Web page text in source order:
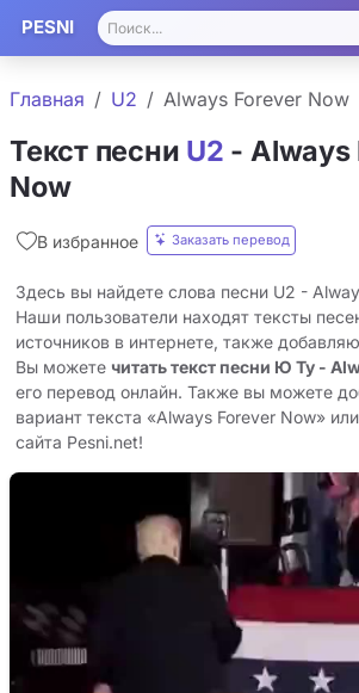
PESNI
Главная U2 Always Forever Now
Текст песни U2 - Always
Now
В избранное Заказать перевод
Здесь вы найдете слова песни U2 -
Наши пользователи находят тексты
источников в интернете, также
Вы можете читать текст песни Ю Ту -
его перевод онлайн. Также вы можете
вариант текста «Always Forever Now»
сайта Pesni.net!